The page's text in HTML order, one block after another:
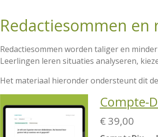
Redactiesommen en
Redactiesommen worden taliger en
Leerlingen leren situaties analyseren,
Het materiaal hieronder ondersteunt dit
Compte-
€ 39,00